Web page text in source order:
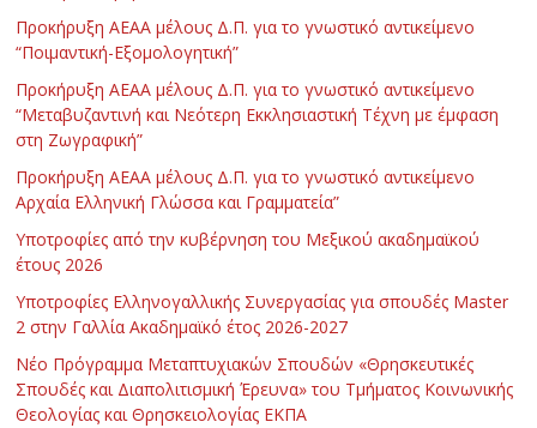
Προκήρυξη ΑΕΑΑ μέλους Δ.Π. για το γνωστικό αντικείμενο
“Ποιμαντική-Εξομολογητική”
Προκήρυξη ΑΕΑΑ μέλους Δ.Π. για το γνωστικό αντικείμενο
“Μεταβυζαντινή και Νεότερη Εκκλησιαστική Τέχνη με έμφαση
στη Ζωγραφική”
Προκήρυξη ΑΕΑΑ μέλους Δ.Π. για το γνωστικό αντικείμενο
Αρχαία Ελληνική Γλώσσα και Γραμματεία”
Υποτροφίες από την κυβέρνηση του Μεξικού ακαδημαϊκού
έτους 2026
Υποτροφίες Ελληνογαλλικής Συνεργασίας για σπουδές Master
2 στην Γαλλία Ακαδημαϊκό έτος 2026-2027
Νέο Πρόγραμμα Μεταπτυχιακών Σπουδών «Θρησκευτικές
Σπουδές και Διαπολιτισμική Έρευνα» του Τμήματος Κοινωνικής
Θεολογίας και Θρησκειολογίας ΕΚΠΑ